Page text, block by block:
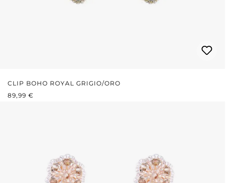
CLIP BOHO ROYAL GRIGIO/ORO
PREZZO NORMALE:
89,99 €